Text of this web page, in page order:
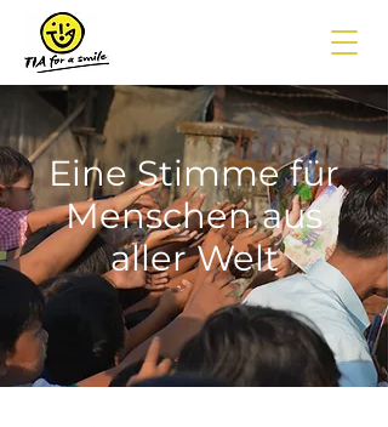
Eine Stimme für
Menschen aus
aller Welt